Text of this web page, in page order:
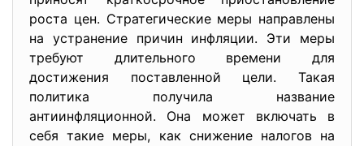
роста цен. Стратегические меры направлены
на устранение причин инфляции. Эти меры
требуют длительного времени для
достижения поставленной цели. Такая
политика получила название
антиинфляционной. Она может включать в
себя такие меры, как снижение налогов на